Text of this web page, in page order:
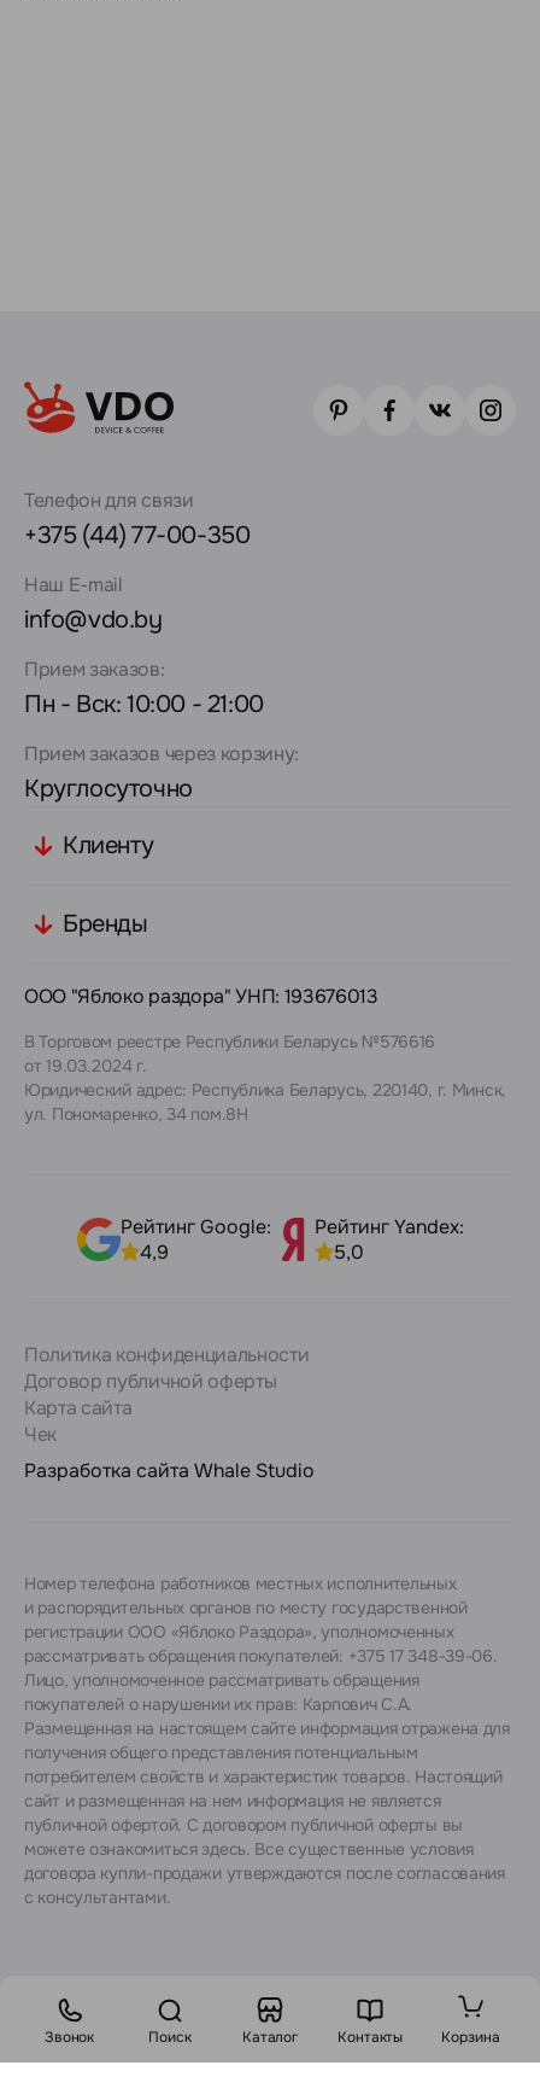
Телефон для связи
+375 (44) 77-00-350
Наш E-mail
info@vdo.by
Прием заказов:
Пн - Вск: 10:00 - 21:00
Прием заказов через корзину:
Круглосуточно
Клиенту
Бренды
ООО "Яблоко раздора" УНП: 193676013
В Торговом реестре Республики Беларусь №576616
от 19.03.2024 г.
Юридический адрес: Республика Беларусь, 220140, г. Минск,
ул. Пономаренко, 34 пом.8Н
Рейтинг Google:
4,9
Рейтинг Yandex:
5,0
Политика конфиденциальности
Договор публичной оферты
Карта сайта
Чек
Разработка сайта Whale Studio
Номер телефона работников местных исполнительных
и распорядительных органов по месту государственной
регистрации ООО «Яблоко Раздора», уполномоченных
рассматривать обращения покупателей: +375 17 348-39-06.
Лицо, уполномоченное рассматривать обращения
покупателей о нарушении их прав: Карпович С.А.
Размещенная на настоящем сайте информация отражена для
получения общего представления потенциальным
потребителем свойств и характеристик товаров. Настоящий
сайт и размещенная на нем информация не является
публичной офертой. С договором публичной оферты вы
можете ознакомиться здесь. Все существенные условия
договора купли-продажи утверждаются после согласования
с консультантами.
Звонок Поиск Каталог Контакты Корзина